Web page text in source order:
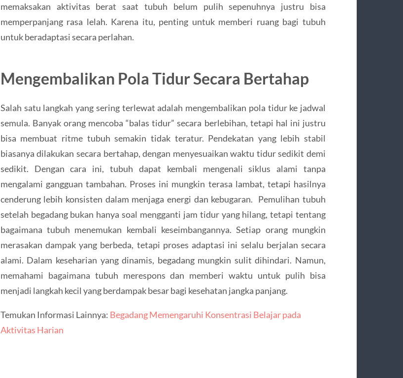
memaksakan aktivitas berat saat tubuh belum pulih sepenuhnya justru bisa
memperpanjang rasa lelah. Karena itu, penting untuk memberi ruang bagi tubuh
untuk beradaptasi secara perlahan.
Mengembalikan Pola Tidur Secara Bertahap
Salah satu langkah yang sering terlewat adalah mengembalikan pola tidur ke jadwal
semula. Banyak orang mencoba “balas tidur” secara berlebihan, tetapi hal ini justru
bisa membuat ritme tubuh semakin tidak teratur. Pendekatan yang lebih stabil
biasanya dilakukan secara bertahap, dengan menyesuaikan waktu tidur sedikit demi
sedikit. Dengan cara ini, tubuh dapat kembali mengenali siklus alami tanpa
mengalami gangguan tambahan. Proses ini mungkin terasa lambat, tetapi hasilnya
cenderung lebih konsisten dalam menjaga energi dan kebugaran. Pemulihan tubuh
setelah begadang bukan hanya soal mengganti jam tidur yang hilang, tetapi tentang
bagaimana tubuh menemukan kembali keseimbangannya. Setiap orang mungkin
merasakan dampak yang berbeda, tetapi proses adaptasi ini selalu berjalan secara
alami. Dalam keseharian yang dinamis, begadang mungkin sulit dihindari. Namun,
memahami bagaimana tubuh merespons dan memberi waktu untuk pulih bisa
menjadi langkah kecil yang berdampak besar bagi kesehatan jangka panjang.
Temukan Informasi Lainnya: Begadang Memengaruhi Konsentrasi Belajar pada
Aktivitas Harian